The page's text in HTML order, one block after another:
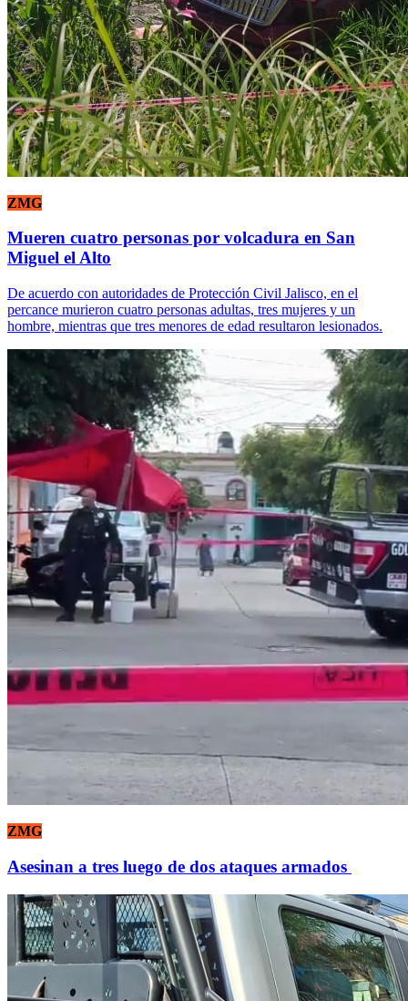
ZMG
Mueren cuatro personas por volcadura en San
Miguel el Alto
De acuerdo con autoridades de Protección Civil Jalisco, en el
percance murieron cuatro personas adultas, tres mujeres y un
hombre, mientras que tres menores de edad resultaron lesionados.
ZMG
Asesinan a tres luego de dos ataques armados